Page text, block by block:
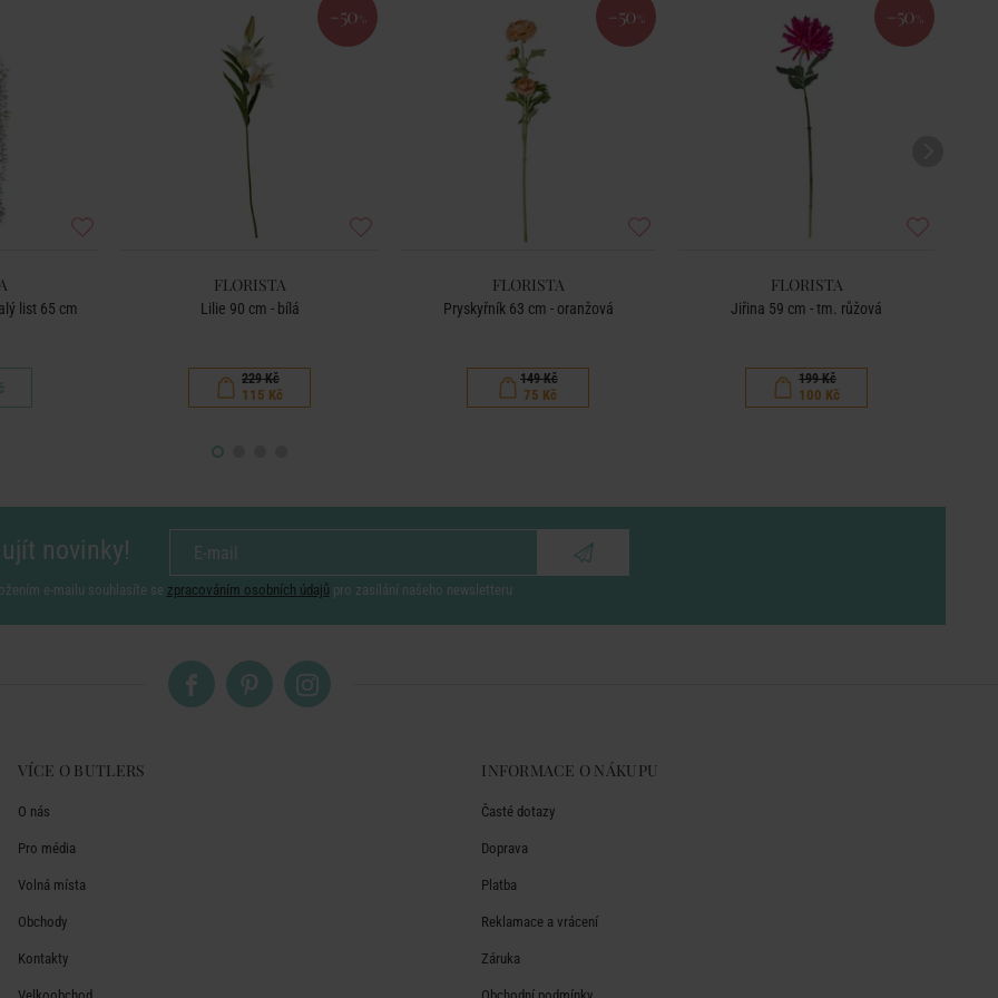
list 65 cm
-50 %
FLORISTA
Lilie 90 cm - bílá
229 Kč
115 Kč
-50 %
FLORISTA
Pryskyřník 63 cm - oranžová
149 Kč
75 Kč
-50 %
FLORISTA
Jiřina 59 cm - tm. růžová
199 Kč
100 Kč
novinky!
e-mailu souhlasíte se zpracováním osobních údajů pro zasílání našeho newsletteru
VÍCE O BUTLERS
O nás
Pro média
Volná místa
Obchody
Kontakty
INFORMACE O NÁKUPU
Časté dotazy
Doprava
Platba
Reklamace a vrácení
Záruka